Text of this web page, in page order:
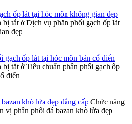
ốp lát tại hóc môn không gian đẹp
bị tắt ở Dịch vụ phân phối gạch ốp lát
đẹp
gạch ốp lát tại hóc môn bán cổ điển
bị tắt ở Tiêu chuẩn phân phối gạch ốp
điển
khò lửa đẹp đẳng cấp Chức năng
vị phân phối đá bazan khò lửa đẹp